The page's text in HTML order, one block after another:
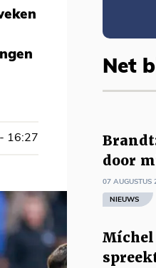
16:27
Net
door
07 AUGUSTUS
NIEUWS
Míchel